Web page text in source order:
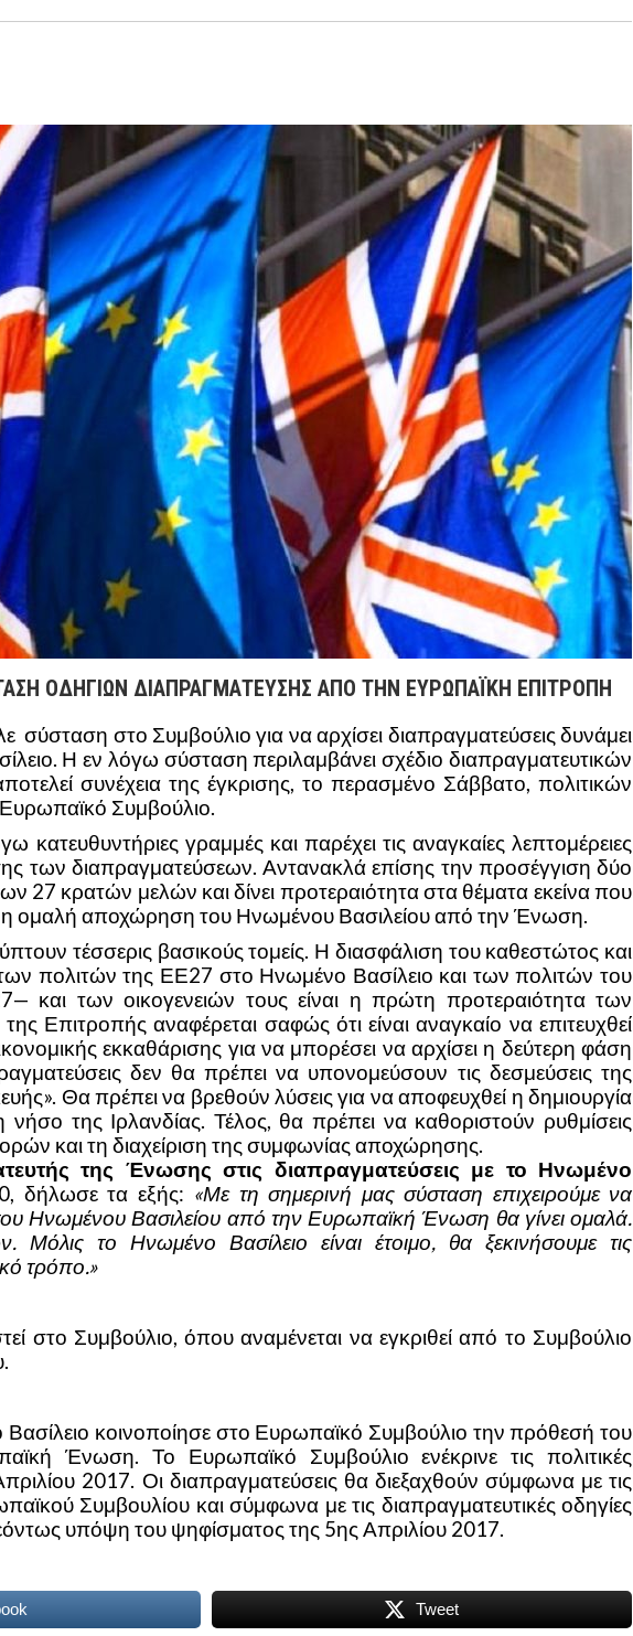
ΟΔΗΓΙΩΝ ΔΙΑΠΡΑΓΜΑΤΕΥΣΗΣ ΑΠΟ ΤΗΝ ΕΥΡΩΠΑΪΚΗ ΕΠΙΤΡΟΠΗ
στο Συμβούλιο για να αρχίσει διαπραγματεύσεις δυνάμει
Η εν λόγω σύσταση περιλαμβάνει σχέδιο διαπραγματευτικών
συνέχεια της έγκρισης, το περασμένο Σάββατο, πολιτικών
Συμβούλιο.
κατευθυντήριες γραμμές και παρέχει τις αναγκαίες λεπτομέρειες
των διαπραγματεύσεων. Αντανακλά επίσης την προσέγγιση δύο
27 κρατών μελών και δίνει προτεραιότητα στα θέματα εκείνα που
η ομαλή αποχώρηση του Ηνωμένου Βασιλείου από την Ένωση.
τέσσερις βασικούς τομείς. Η διασφάλιση του καθεστώτος και
πολιτών της ΕΕ27 στο Ηνωμένο Βασίλειο και των πολιτών του
και των οικογενειών τους είναι η πρώτη προτεραιότητα των
Επιτροπής αναφέρεται σαφώς ότι είναι αναγκαίο να επιτευχθεί
εκκαθάρισης για να μπορέσει να αρχίσει η δεύτερη φάση
δεν θα πρέπει να υπονομεύσουν τις δεσμεύσεις της
Θα πρέπει να βρεθούν λύσεις για να αποφευχθεί η δημιουργία
της Ιρλανδίας. Τέλος, θα πρέπει να καθοριστούν ρυθμίσεις
και τη διαχείριση της συμφωνίας αποχώρησης.
της Ένωσης στις διαπραγματεύσεις με το Ηνωμένο
δήλωσε τα εξής: «Με τη σημερινή μας σύσταση επιχειρούμε να
Ηνωμένου Βασιλείου από την Ευρωπαϊκή Ένωση θα γίνει ομαλά.
το Ηνωμένο Βασίλειο είναι έτοιμο, θα ξεκινήσουμε τις
τρόπο.»
στο Συμβούλιο, όπου αναμένεται να εγκριθεί από το Συμβούλιο
κοινοποίησε στο Ευρωπαϊκό Συμβούλιο την πρόθεσή του
Ένωση. Το Ευρωπαϊκό Συμβούλιο ενέκρινε τις πολιτικές
2017. Οι διαπραγματεύσεις θα διεξαχθούν σύμφωνα με τις
Συμβουλίου και σύμφωνα με τις διαπραγματευτικές οδηγίες
υπόψη του ψηφίσματος της 5ης Απριλίου 2017.
Tweet